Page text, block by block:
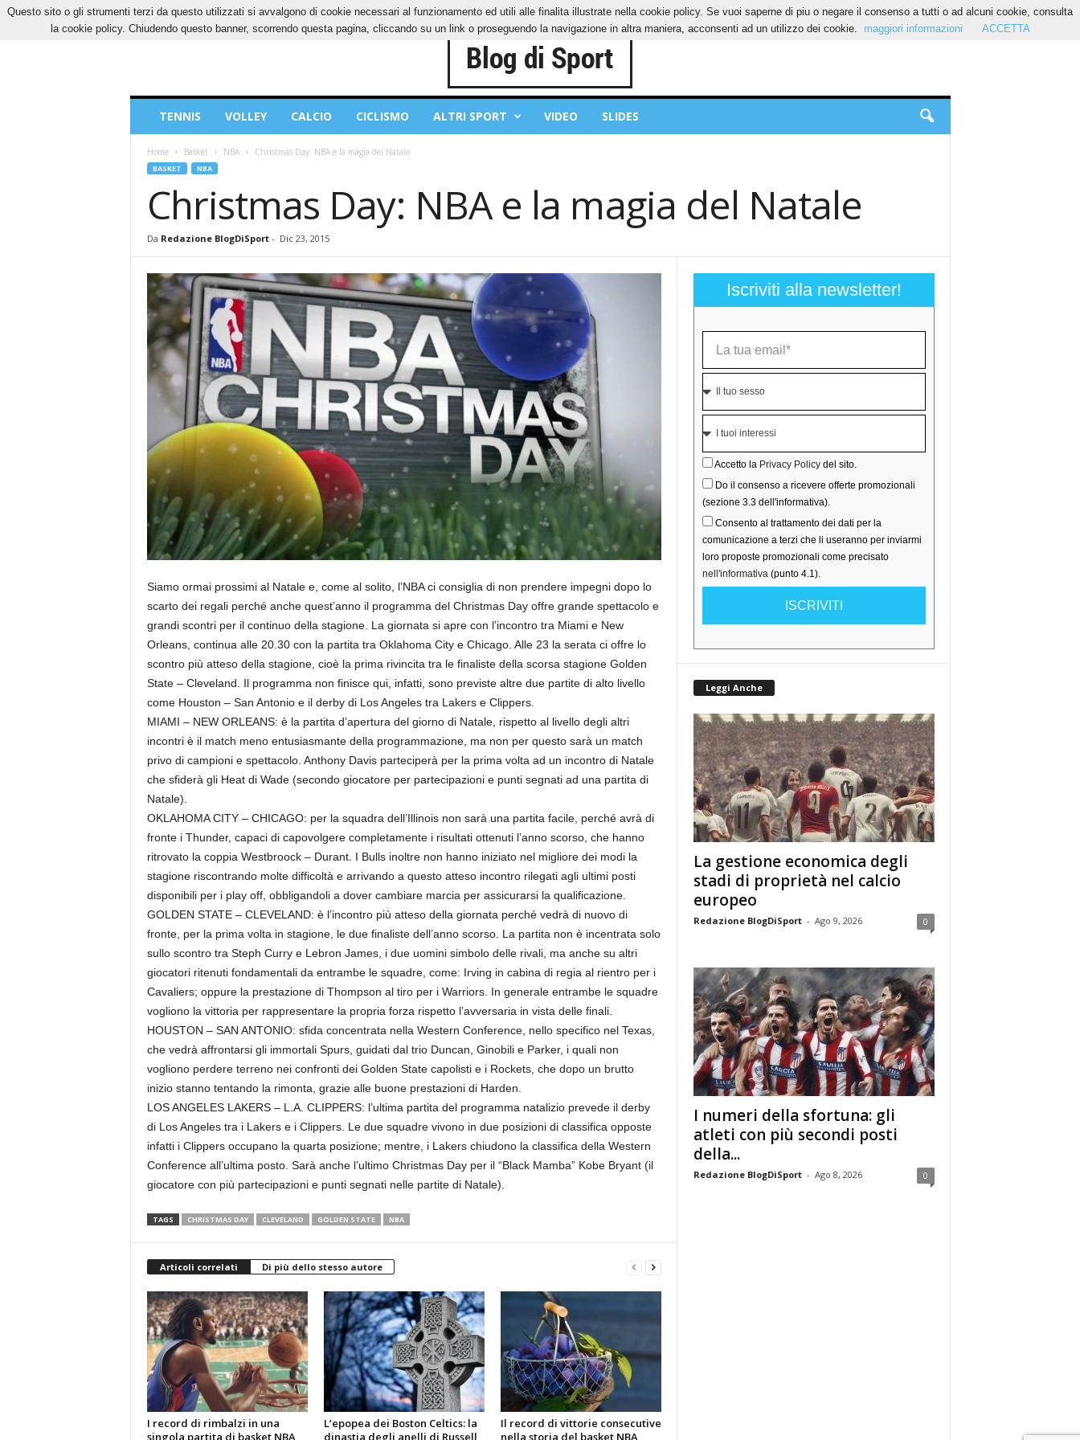
DOMENICA, 9 AGOSTO 2026 CONTATTI COOKIES PRIVACY POLICY
Sport
TENNIS VOLLEY CALCIO CICLISMO ALTRI SPORT VIDEO SLIDES
Home Basket NBA Christmas Day: NBA e la magia del Natale
BASKET NBA
Christmas Day: NBA e la magia del Natale
Da Redazione BlogDiSport- Dic 23, 2015
Siamo ormai prossimi al Natale e, come al solito, l’NBA ci consiglia di non prendere impegni dopo lo
scarto dei regali perché anche quest’anno il programma del Christmas Day offre grande spettacolo e
grandi scontri per il continuo della stagione. La giornata si apre con l’incontro tra Miami e New
Orleans, continua alle 20.30 con la partita tra Oklahoma City e Chicago. Alle 23 la serata ci offre lo
scontro più atteso della stagione, cioè la prima rivincita tra le finaliste della scorsa stagione Golden
State – Cleveland. Il programma non finisce qui, infatti, sono previste altre due partite di alto livello
come Houston – San Antonio e il derby di Los Angeles tra Lakers e Clippers.
MIAMI – NEW ORLEANS: è la partita d’apertura del giorno di Natale, rispetto al livello degli altri
incontri è il match meno entusiasmante della programmazione, ma non per questo sarà un match
privo di campioni e spettacolo. Anthony Davis parteciperà per la prima volta ad un incontro di Natale
che sfiderà gli Heat di Wade (secondo giocatore per partecipazioni e punti segnati ad una partita di
Natale).
OKLAHOMA CITY – CHICAGO: per la squadra dell’Illinois non sarà una partita facile, perché avrà di
fronte i Thunder, capaci di capovolgere completamente i risultati ottenuti l’anno scorso, che hanno
ritrovato la coppia Westbroock – Durant. I Bulls inoltre non hanno iniziato nel migliore dei modi la
stagione riscontrando molte difficoltà e arrivando a questo atteso incontro rilegati agli ultimi posti
disponibili per i play off, obbligandoli a dover cambiare marcia per assicurarsi la qualificazione.
GOLDEN STATE – CLEVELAND: è l’incontro più atteso della giornata perché vedrà di nuovo di
fronte, per la prima volta in stagione, le due finaliste dell’anno scorso. La partita non è incentrata solo
sullo scontro tra Steph Curry e Lebron James, i due uomini simbolo delle rivali, ma anche su altri
giocatori ritenuti fondamentali da entrambe le squadre, come: Irving in cabina di regia al rientro per i
Cavaliers; oppure la prestazione di Thompson al tiro per i Warriors. In generale entrambe le squadre
vogliono la vittoria per rappresentare la propria forza rispetto l’avversaria in vista delle finali.
HOUSTON – SAN ANTONIO: sfida concentrata nella Western Conference, nello specifico nel Texas,
che vedrà affrontarsi gli immortali Spurs, guidati dal trio Duncan, Ginobili e Parker, i quali non
vogliono perdere terreno nei confronti dei Golden State capolisti e i Rockets, che dopo un brutto
inizio stanno tentando la rimonta, grazie alle buone prestazioni di Harden.
LOS ANGELES LAKERS – L.A. CLIPPERS: l’ultima partita del programma natalizio prevede il derby
di Los Angeles tra i Lakers e i Clippers. Le due squadre vivono in due posizioni di classifica opposte
infatti i Clippers occupano la quarta posizione; mentre, i Lakers chiudono la classifica della Western
Conference all’ultima posto. Sarà anche l’ultimo Christmas Day per il “Black Mamba” Kobe Bryant (il
giocatore con più partecipazioni e punti segnati nelle partite di Natale).
TAGS CHRISTMAS DAY CLEVELAND GOLDEN STATE NBA
Articoli correlati Di più dello stesso autore
I record di rimbalzi in una
singola partita di basket NBA
L’epopea dei Boston Celtics: la
dinastia degli anelli di Russell
Il record di vittorie consecutive
nella storia del basket NBA
Iscriviti alla newsletter!
Accetto la Privacy Policydel sito.
Do il consenso a ricevere offerte promozionali
(sezione 3.3 dell'informativa).
Consento al trattamento dei dati per la
comunicazione a terzi che li useranno per inviarmi
loro proposte promozionali come precisato
nell'informativa(punto 4.1).
ISCRIVITI
Leggi Anche
La gestione economica degli
stadi di proprietà nel calcio
europeo
Redazione BlogDiSport - Ago 9, 2026 0
I numeri della sfortuna: gli
atleti con più secondi posti
della...
Redazione BlogDiSport - Ago 8, 2026 0
Questo sito o gli strumenti terzi da questo utilizzati si avvalgono di cookie necessari al funzionamento ed utili alle finalita illustrate nella cookie policy. Se vuoi saperne di piu o negare il consenso a tutti o ad alcuni cookie, consulta
la cookie policy. Chiudendo questo banner, scorrendo questa pagina, cliccando su un link o proseguendo la navigazione in altra maniera, acconsenti ad un utilizzo dei cookie.
maggiori informazioni ACCETTA